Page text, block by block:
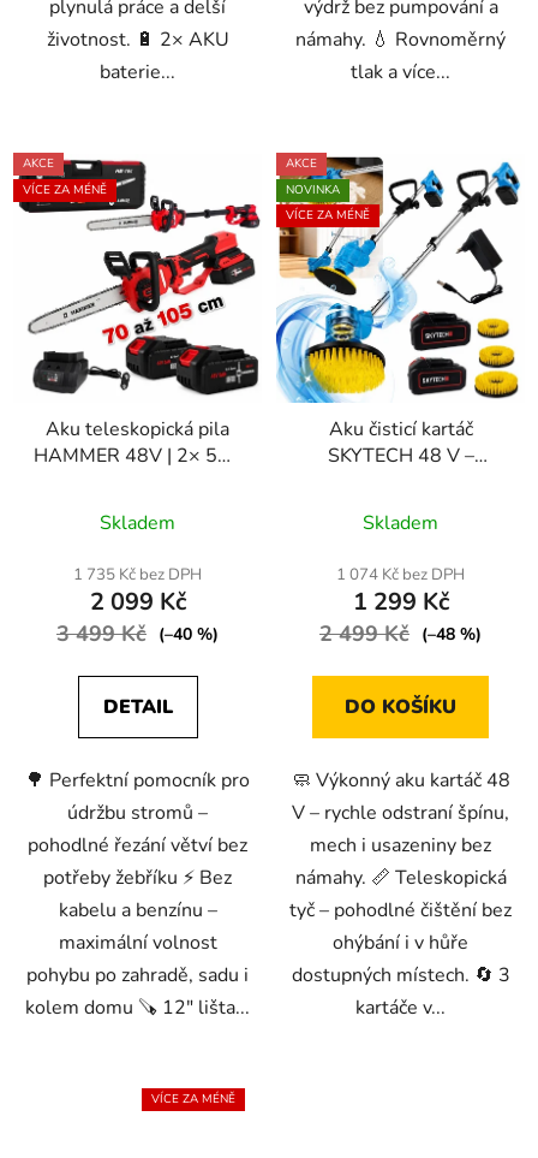
plynulá práce a delší
životnost. 🔋 2× AKU
baterie...
výdrž bez pumpování a
námahy. 💧 Rovnoměrný
tlak a více...
AKCE
VÍCE ZA MÉNĚ
Aku teleskopická pila
HAMMER 48V | 2× 5Ah
+ příslušenství
hodnocení
produktu
je
4,8
5
Skladem
1 735 Kč bez DPH
2 099 Kč
3 499 Kč (–40 %)
DETAIL
🌳 Perfektní pomocník pro
údržbu stromů –
pohodlné řezání větví bez
potřeby žebříku ⚡ Bez
kabelu a benzínu –
maximální volnost
pohybu po zahradě, sadu i
kolem domu 🪚 12″ lišta...
AKCE
NOVINKA
VÍCE ZA MÉNĚ
Aku čisticí kartáč
SKYTECH 48 V –
kartáče
hodnocení
produktu
je
4,8
5
Skladem
1 074 Kč bez DPH
1 299 Kč
2 499 Kč (–48 %)
DO KOŠÍKU
🧼 Výkonný aku kartáč 48
V – rychle odstraní špínu,
mech i usazeniny bez
námahy. 📏 Teleskopická
tyč – pohodlné čištění bez
ohýbání i v hůře
dostupných místech. 🔄 3
kartáče v...
VÍCE ZA MÉNĚ